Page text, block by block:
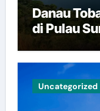
Danau
di Pulau
Uncategorized